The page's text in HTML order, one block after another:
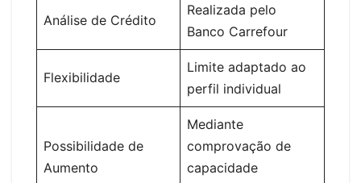
Análise de Crédito
Realizada pelo
Banco Carrefour
Flexibilidade
Limite adaptado ao
perfil individual
Possibilidade de
Aumento
Mediante
comprovação de
capacidade